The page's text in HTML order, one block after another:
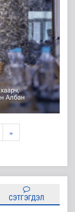
Албан
»
СЭТГЭГДЭЛ